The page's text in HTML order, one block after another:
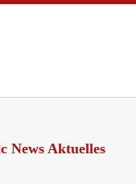
News Aktuelles